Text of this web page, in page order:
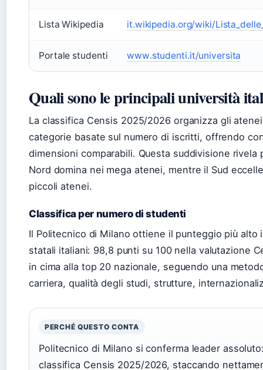
Lista Wikipedia it.wikipedia.org/wiki/
Portale studenti www.studenti.it/universita
Quali sono le principali università
La classifica Censis 2025/2026 organizza gli
categorie basate sul numero di iscritti, offrendo
dimensioni comparabili. Questa suddivisione
Nord domina nei mega atenei, mentre il Sud
piccoli atenei.
Classifica per numero di studenti
Il Politecnico di Milano ottiene il punteggio più
statali italiani: 98,8 punti su 100 nella valutazione
in cima alla top 20 nazionale, seguendo una
carriera, qualità degli studi, strutture,
PERCHÉ QUESTO CONTA
Politecnico di Milano si conferma leader
classifica Censis 2025/2026, staccando